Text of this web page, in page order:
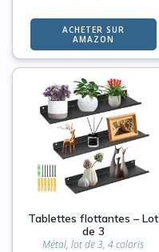
ACHETER SUR
AMAZON
Tablettes flottantes – Lot
de 3
Métal, lot de 3, 4 coloris